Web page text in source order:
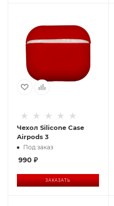
Чехол Silicone Case
Airpods 3
Под заказ
990 ₽
ЗАКАЗАТЬ